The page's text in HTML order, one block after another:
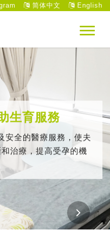
简体中文 English
生育服務
安全的醫療服務，使夫
治療，提高受孕的機